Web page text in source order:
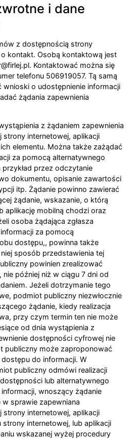
i dane
z dostępnością strony
kontakt. Osobą kontaktową jest
. Kontaktować można się
telefonu 506919057. Tą samą
wnioski o udostępnienie informacji
żądania zapewnienia
z żądaniem zapewnienia
internetowej, aplikacji
elementu. Można także zażądać
za pomocą alternatywnego
przez odczytanie
dokumentu, opisanie zawartości
itp. Żądanie powinno zawierać
żądanie, wskazanie, o którą
aplikację mobilną chodzi oraz
osoba żądająca zgłasza
za pomocą
dostępu,, powinna także
sposób przedstawienia tej
powinien zrealizować
nie później niż w ciągu 7 dni od
Jeżeli dotrzymanie tego
podmiot publiczny niezwłocznie
żądanie, kiedy realizacja
przy czym termin ten nie może
od dnia wystąpienia z
dostępności cyfrowej nie
publiczny może zaproponować
do informacji. W
publiczny odmówi realizacji
lub alternatywnego
wnoszący żądanie
w sprawie zapewniana
internetowej, aplikacji
strony internetowej, lub aplikacji
wskazanej wyżej procedury